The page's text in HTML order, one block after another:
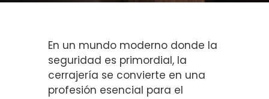
En un mundo moderno donde la
seguridad es primordial, la
cerrajería se convierte en una
profesión esencial para el